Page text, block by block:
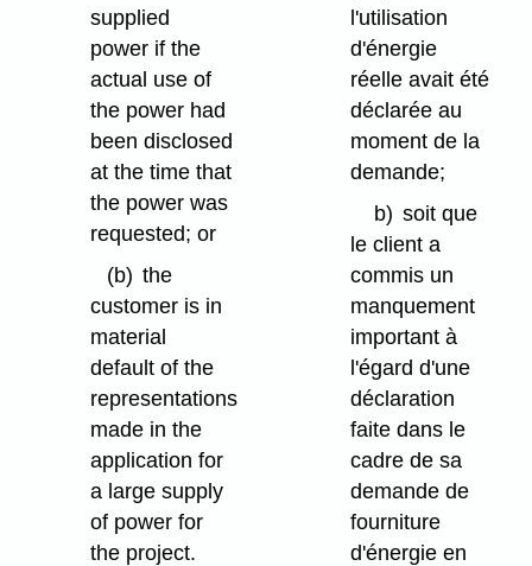
supplied
power if the
actual use of
the power had
been disclosed
at the time that
the power was
requested; or
(b) the
customer is in
material
default of the
representations
made in the
application for
a large supply
of power for
the project.
l'utilisation
d'énergie
réelle avait été
déclarée au
moment de la
demande;
b) soit que
le client a
commis un
manquement
important à
l'égard d'une
déclaration
faite dans le
cadre de sa
demande de
fourniture
d'énergie en